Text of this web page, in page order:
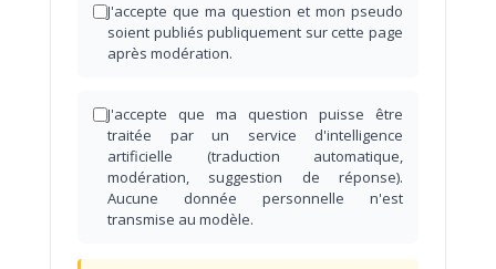
J'accepte que ma question et mon pseudo
soient publiés publiquement sur cette page
après modération.
J'accepte que ma question puisse être
traitée par un service d'intelligence
artificielle (traduction automatique,
modération, suggestion de réponse).
Aucune donnée personnelle n'est
transmise au modèle.